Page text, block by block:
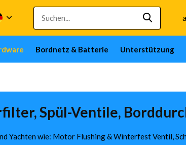
Bordnetz & Batterie Unterstützung
Spül-Ventile,
Yachten wie: Motor Flushing & Winterfest Ventil,